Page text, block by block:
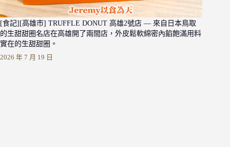
[食記][高雄市] TRUFFLE DONUT 高雄2號店 — 來自日本鳥取
的生甜甜圈名店在高雄開了兩間店，外皮鬆軟綿密內餡飽滿用料
實在的生甜甜圈。
2026 年 7 月 19 日